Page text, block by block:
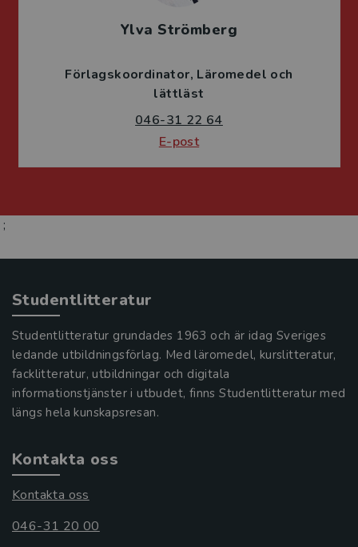
Ylva Strömberg
Förlagskoordinator Läromedel och
lättläst
046-31 22 64
E-post
;
Studentlitteratur
Studentlitteratur grundades 1963 och är idag Sveriges
ledande utbildningsförlag. Med läromedel, kurslitteratur,
facklitteratur, utbildningar och digitala
informationstjänster i utbudet, finns Studentlitteratur med
längs hela kunskapsresan.
Kontakta oss
Kontakta oss
046-31 20 00